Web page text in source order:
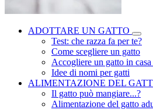
ADOTTARE UN GATTO
Test: che razza fa per te?
Come scegliere un gatto
Accogliere un gatto in
Idee di nomi per gatti
ALIMENTAZIONE DEL
Il gatto può mangiare...?
Alimentazione del gatto